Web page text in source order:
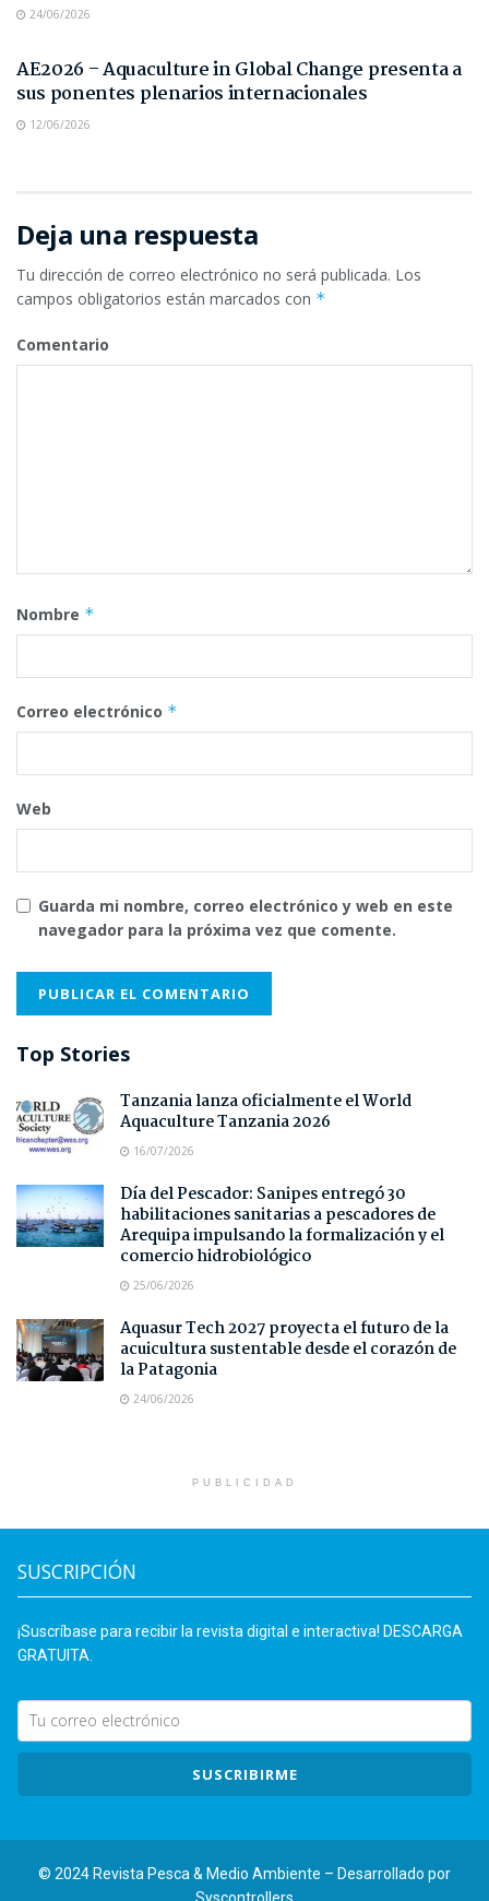
24/06/2026
AE2026 – Aquaculture in Global Change presenta a
sus ponentes plenarios internacionales
12/06/2026
Deja una respuesta
Tu dirección de correo electrónico no será publicada. Los
campos obligatorios están marcados con *
Comentario
Nombre *
Correo electrónico *
Web
Guarda mi nombre, correo electrónico y web en este
navegador para la próxima vez que comente.
Top Stories
Tanzania lanza oficialmente el World
Aquaculture Tanzania 2026
16/07/2026
Día del Pescador: Sanipes entregó 30
habilitaciones sanitarias a pescadores de
Arequipa impulsando la formalización y el
comercio hidrobiológico
25/06/2026
Aquasur Tech 2027 proyecta el futuro de la
acuicultura sustentable desde el corazón de
la Patagonia
24/06/2026
PUBLICIDAD
SUSCRIPCIÓN
¡Suscríbase para recibir la revista digital e interactiva! DESCARGA
GRATUITA.
SUSCRIBIRME
© 2024 Revista Pesca & Medio Ambiente – Desarrollado por
Syscontrollers